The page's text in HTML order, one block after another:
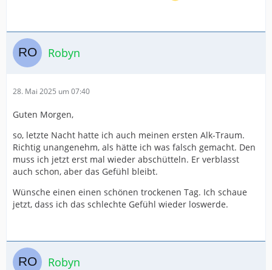
Robyn
28. Mai 2025 um 07:40
Guten Morgen,
so, letzte Nacht hatte ich auch meinen ersten Alk-Traum.
Richtig unangenehm, als hätte ich was falsch gemacht. Den
muss ich jetzt erst mal wieder abschütteln. Er verblasst
auch schon, aber das Gefühl bleibt.
Wünsche einen einen schönen trockenen Tag. Ich schaue
jetzt, dass ich das schlechte Gefühl wieder loswerde.
Robyn